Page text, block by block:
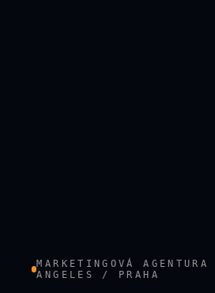
MARKETINGOVÁ
ANGELES / PRAHA